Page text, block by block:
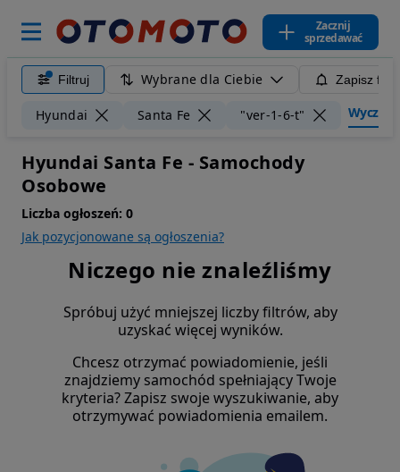
Zacznij
sprzedawać
Filtruj Wybrane dla Ciebie Zapisz
Hyundai Santa Fe "ver-1-6-t"
Hyundai Santa Fe - Samochody
Osobowe
Liczba ogłoszeń: 0
Jak pozycjonowane są ogłoszenia?
Niczego nie znaleźliśmy
Spróbuj użyć mniejszej liczby filtrów, aby
uzyskać więcej wyników.
Chcesz otrzymać powiadomienie, jeśli
znajdziemy samochód spełniający Twoje
kryteria? Zapisz swoje wyszukiwanie, aby
otrzymywać powiadomienia emailem.